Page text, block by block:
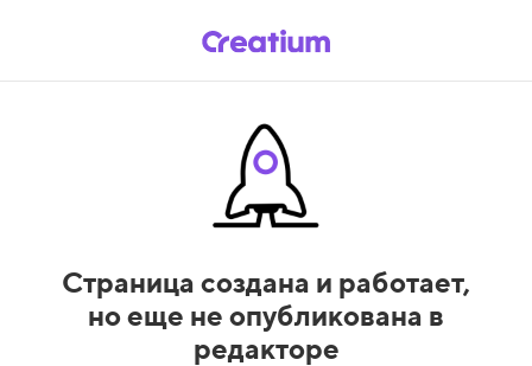
Страница создана и работает,
но еще не опубликована в
редакторе